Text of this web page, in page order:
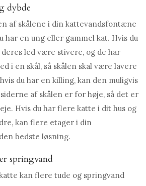
dybde
af ​​skålene i din kattevandsfontæne
har en ung eller gammel kat. Hvis du
led være stivere, og de har
i en skål, så skålen skal være lavere
du har en killing, kan den muligvis
af skålen er for høje, så det er
Hvis du har flere katte i dit hus og
kan flere etager i din
bedste løsning.
springvand
kan flere tude og springvand